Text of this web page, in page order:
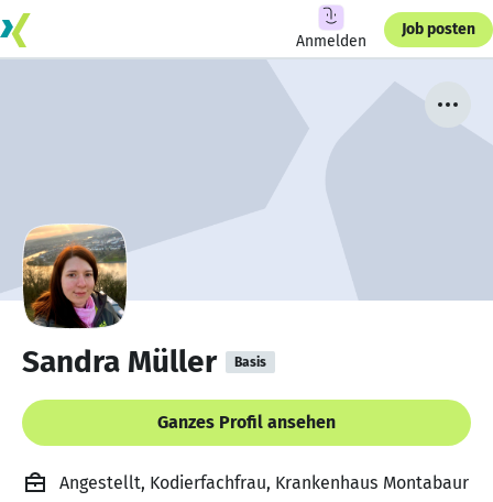
Anmelden
Job posten
Sandra Müller Basis
Ganzes Profil ansehen
Angestellt, Kodierfachfrau, Krankenhaus Montabaur